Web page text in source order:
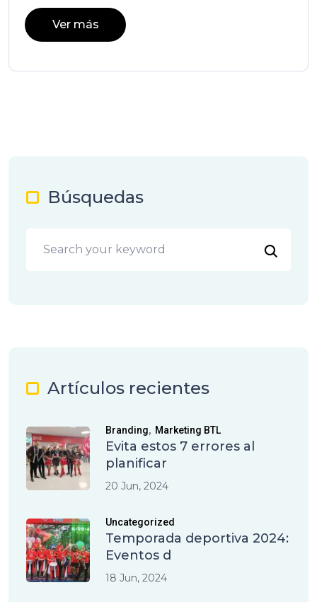
Ver más
Búsquedas
Artículos recientes
Branding, Marketing BTL
Evita estos 7 errores al
planificar
20 Jun, 2024
Uncategorized
Temporada deportiva 2024:
Eventos d
18 Jun, 2024